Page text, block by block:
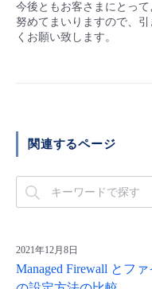
今後ともお客さまにとっ
努めてまいりますので、
くお願い致します。
関連するページ
2021年12月8日
Managed Firewall とフ